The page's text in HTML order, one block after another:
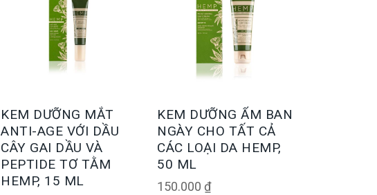
KEM DƯỠNG MẮT
ANTI-AGE VỚI DẦU
CÂY GAI DẦU VÀ
PEPTIDE TƠ TẰM
HEMP, 15 ML
KEM DƯỠNG ẨM BAN
NGÀY CHO TẤT CẢ
CÁC LOẠI DA HEMP,
50 ML
150.000 ₫